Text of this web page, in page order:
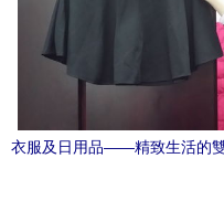
衣服及日用品——精致生活的